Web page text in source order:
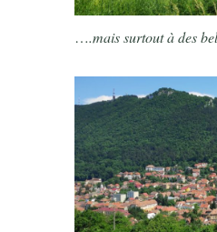
….mais surtout à des